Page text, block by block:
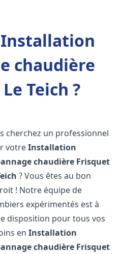
chaudière
Teich ?
cherchez un professionnel
votreInstallation
chaudière Frisquet
? Vous êtes au bon
! Notre équipe de
expérimentés est à
disposition pour tous vos
enInstallation
chaudière Frisquet